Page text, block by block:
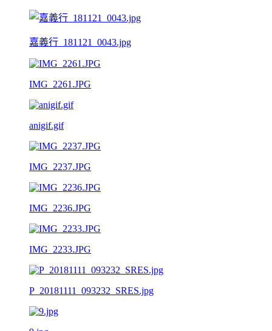
嘉義行_181121_0043.jpg
IMG_2261.JPG
anigif.gif
IMG_2237.JPG
IMG_2236.JPG
IMG_2233.JPG
P_20181111_093232_SRES.jpg